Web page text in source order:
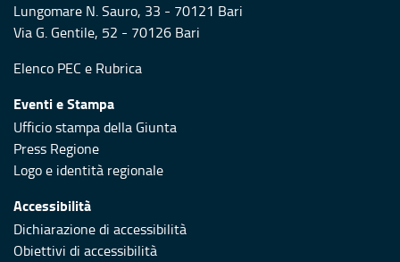
Lungomare N. Sauro, 33 - 70121 Bari
Via G. Gentile, 52 - 70126 Bari
Elenco PEC e Rubrica
Eventi e Stampa
Ufficio stampa della Giunta
Press Regione
Logo e identità regionale
Accessibilità
Dichiarazione di accessibilità
Obiettivi di accessibilità